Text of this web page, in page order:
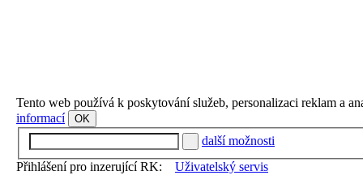
Tento web používá k poskytování služeb, personalizaci reklam a
informací
OK
další možnosti
Přihlášení pro inzerující RK:
Uživatelský servis